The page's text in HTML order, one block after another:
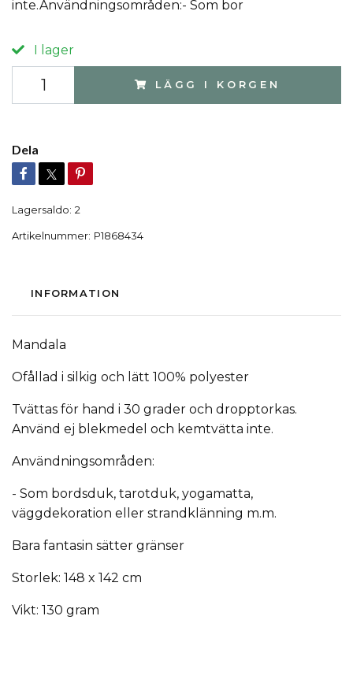
inte.Användningsområden:- Som bor
I lager
LÄGG I KORGEN
Dela
Lagersaldo: 2
Artikelnummer: P1868434
INFORMATION
Mandala
Ofållad i silkig och lätt 100% polyester
Tvättas för hand i 30 grader och dropptorkas.
Använd ej blekmedel och kemtvätta inte.
Användningsområden:
- Som bordsduk, tarotduk, yogamatta,
väggdekoration eller strandklänning m.m.
Bara fantasin sätter gränser
Storlek: 148 x 142 cm
Vikt: 130 gram